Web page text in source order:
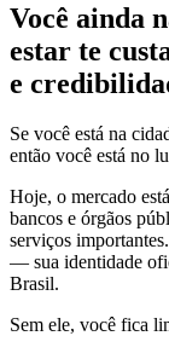
Você ainda
estar te
e
Se você está na
então você está no
Hoje, o mercado
bancos e órgãos
serviços
— sua identidade
Brasil.
Sem ele, você fica